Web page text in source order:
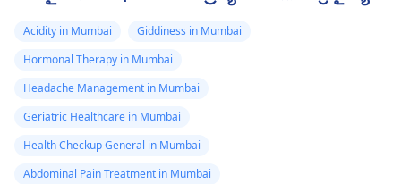
Acidity in Mumbai
Giddiness in Mumbai
Hormonal Therapy in Mumbai
Headache Management in Mumbai
Geriatric Healthcare in Mumbai
Health Checkup General in Mumbai
Abdominal Pain Treatment in Mumbai